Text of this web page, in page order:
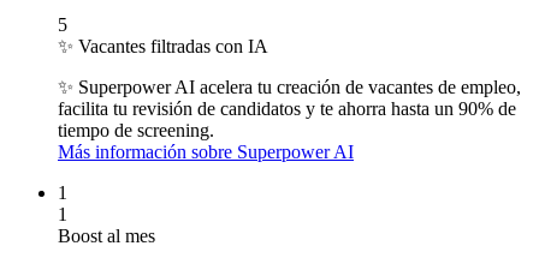
5
✨ Vacantes filtradas con IA
✨ Superpower AI acelera tu creación de vacantes de empleo,
facilita tu revisión de candidatos y te ahorra hasta un 90% de
tiempo de screening.
Más información sobre Superpower AI
1
1
Boost al mes